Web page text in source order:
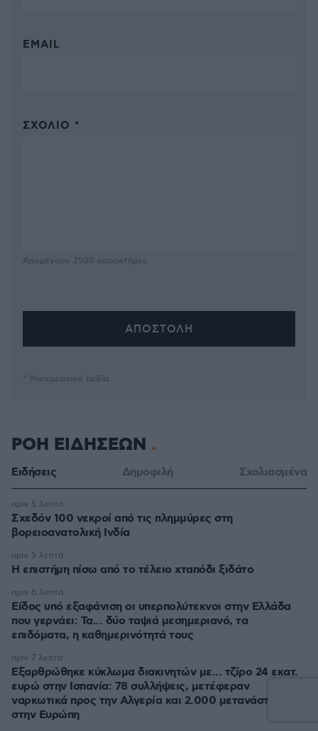
EMAIL
ΣΧΌΛΙΟ *
Απομένουν 2500 χαρακτήρες
* Υποχρεωτικά πεδία
ΡΟΗ ΕΙΔΗΣΕΩΝ
Ειδήσεις Δημοφιλή Σχολιασμένα
Σχεδόν 100 νεκροί από τις πλημμύρες στη
βορειοανατολική Ινδία
πριν 5 λεπτά
Η επιστήμη πίσω από το τέλειο χταπόδι ξιδάτο
πριν 5 λεπτά
Είδος υπό εξαφάνιση οι υπερπολύτεκνοι στην Ελλάδα
που γερνάει: Τα... δύο ταψιά μεσημεριανό, τα
επιδόματα, η καθημερινότητά τους
πριν 6 λεπτά
Εξαρθρώθηκε κύκλωμα διακινητών με... τζίρο 24 εκατ.
ευρώ στην Ισπανία: 78 συλλήψεις, μετέφεραν
ναρκωτικά προς την Αλγερία και 2.000 μετανάστες
στην Ευρώπη
πριν 7 λεπτά